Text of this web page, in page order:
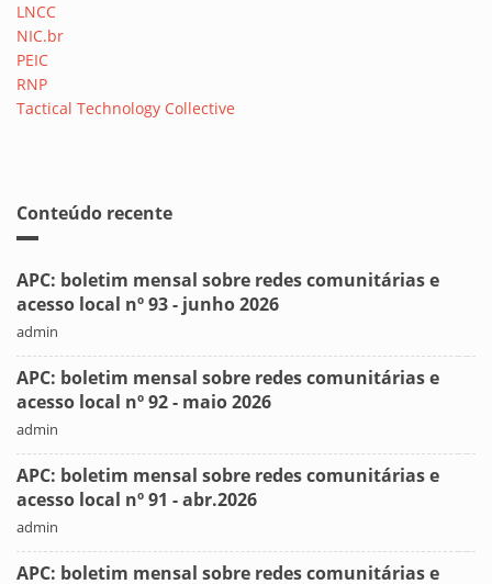
LNCC
NIC.br
PEIC
RNP
Tactical Technology Collective
Conteúdo recente
APC: boletim mensal sobre redes comunitárias e
acesso local nº 93 - junho 2026
admin
APC: boletim mensal sobre redes comunitárias e
acesso local nº 92 - maio 2026
admin
APC: boletim mensal sobre redes comunitárias e
acesso local nº 91 - abr.2026
admin
APC: boletim mensal sobre redes comunitárias e